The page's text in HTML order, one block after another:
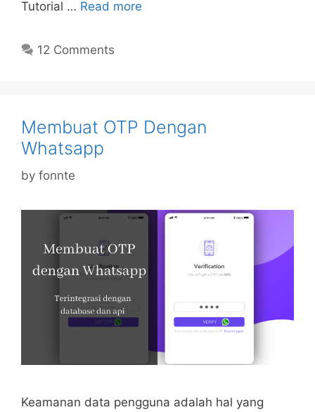
Tutorial … Read more
12 Comments
Membuat OTP Dengan
Whatsapp
by fonnte
Keamanan data pengguna adalah hal yang